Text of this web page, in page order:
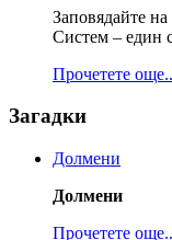
Заповядайте
Систем – един
Прочетете
Загадки
Долмени
Долмени
Прочетете